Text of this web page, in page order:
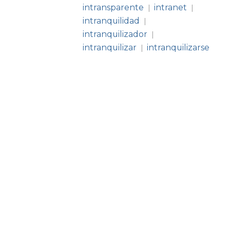
intransparente | intranet |
intranquilidad |
intranquilizador |
intranquilizar | intranquilizarse